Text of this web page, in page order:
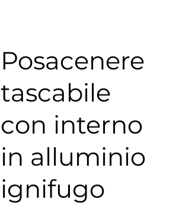
Posacenere
tascabile
con interno
in alluminio
ignifugo